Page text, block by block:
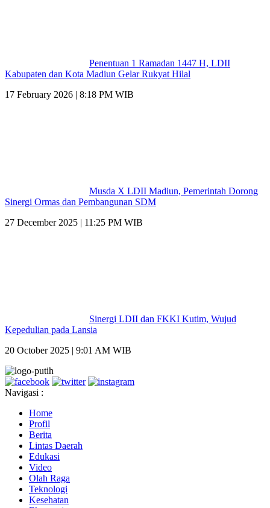
Penentuan 1 Ramadan 1447 H, LDII
Kabupaten dan Kota Madiun Gelar Rukyat Hilal
17 February 2026 | 8:18 PM WIB
Musda X LDII Madiun, Pemerintah Dorong
Sinergi Ormas dan Pembangunan SDM
27 December 2025 | 11:25 PM WIB
Sinergi LDII dan FKKI Kutim, Wujud
Kepedulian pada Lansia
20 October 2025 | 9:01 AM WIB
Navigasi :
Home
Profil
Berita
Lintas Daerah
Edukasi
Video
Olah Raga
Teknologi
Kesehatan